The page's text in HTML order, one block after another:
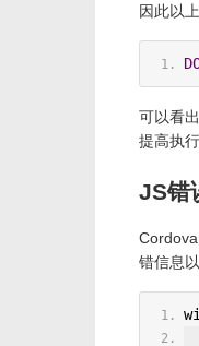
因此以
可以看
提高执
JS错
错信息